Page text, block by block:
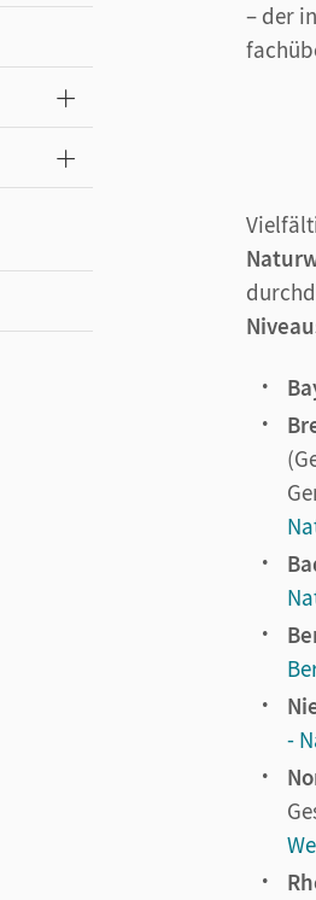
– der
-